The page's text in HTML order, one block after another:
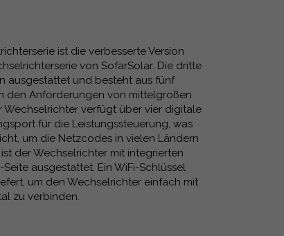
ist die verbesserte Version
von SofarSolar. Die dritte
ausgestattet und besteht aus fünf
den Anforderungen von mittelgroßen
Wechselrichter verfügt über vier digitale
für die Leistungssteuerung, was
um die Netzcodes in vielen Ländern
der Wechselrichter mit integrierten
ausgestattet. Ein WiFi-Schlüssel
um den Wechselrichter einfach mit
zu verbinden.